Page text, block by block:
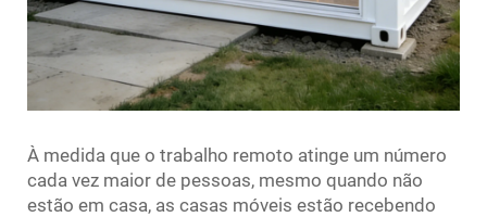
À medida que o trabalho remoto atinge um número
cada vez maior de pessoas, mesmo quando não
estão em casa, as casas móveis estão recebendo